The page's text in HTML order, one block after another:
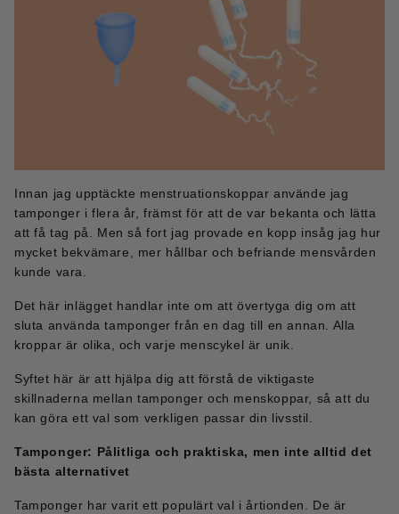
Innan jag upptäckte menstruationskoppar använde jag
tamponger i flera år, främst för att de var bekanta och lätta
att få tag på. Men så fort jag provade en kopp insåg jag hur
mycket bekvämare, mer hållbar och befriande mensvården
kunde vara.
Det här inlägget handlar inte om att övertyga dig om att
sluta använda tamponger från en dag till en annan. Alla
kroppar är olika, och varje menscykel är unik.
Syftet här är att hjälpa dig att förstå de viktigaste
skillnaderna mellan tamponger och menskoppar, så att du
kan göra ett val som verkligen passar din livsstil.
Tamponger: Pålitliga och praktiska, men inte alltid det
bästa alternativet
Tamponger har varit ett populärt val i årtionden. De är